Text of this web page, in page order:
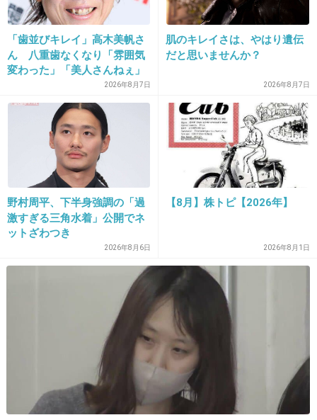
今日の放送あって、今週木曜日から新しいの始
まるの、見ます！！
2018/10/14(日) 21:20:39
沢口さん、シリーズを重ねるごとに若くなって
今の髪型似合っててかわいい！！
宅間さんも怪しいな
本当に娘さんが誘拐されてるのかな？
-0
「歯並びキレイ」高木美帆さ
ん 八重歯なくなり「雰囲気
変わった」「美人さんねぇ」
「歯列矯正してるんや」2026年8月7日
肌のキレイさは、やはり遺伝
だと思いませんか？
2026年8月7日
野村周平、下半身強調の「過
激すぎる三角水着」公開でネ
ットざわつき
2026年8月6日
【8月】株トピ【2026年】
2026年8月1日